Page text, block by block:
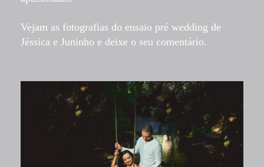
Vejam as fotografias do ensaio pré wedding de
Jéssica e Juninho e deixe o seu comentário.